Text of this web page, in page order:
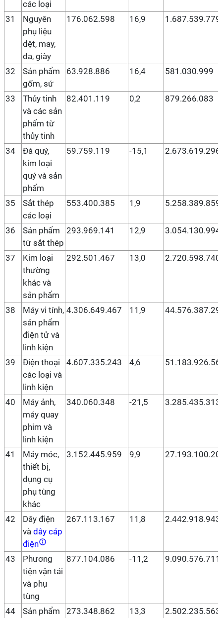
các loại
31
Nguyên
phụ liệu
dệt, may,
da, giày
176.062.598 16,9 1.687.539.779
32
Sản phẩm
gốm, sứ
63.928.886 16,4 581.030.999
33
Thủy tinh
và các sản
phẩm từ
thủy tinh
82.401.119 0,2 879.266.083
34
Đá quý,
kim loại
quý và sản
phẩm
59.759.119 -15,1 2.673.619.296
35
Sắt thép
các loại
553.400.385 1,9 5.258.389.859
36
Sản phẩm
từ sắt thép
293.969.141 12,9 3.054.130.994
37
Kim loại
thường
khác và
sản phẩm
292.501.467 13,0 2.720.598.740
38
Máy vi tính,
sản phẩm
điện tử và
linh kiện
4.306.649.467 11,9
39
Điện thoại
các loại và
linh kiện
4.607.335.243 4,6
40
Máy ảnh,
máy quay
phim và
linh kiện
340.060.348 -21,5 3.285.435.313
41
Máy móc,
thiết bị,
dụng cụ
phụ tùng
khác
3.152.445.959 9,9
42
Dây điện
và dây cáp
điện
267.113.167 11,8 2.442.918.943
43
Phương
tiện vận tải
và phụ
tùng
877.104.086 -11,2 9.090.576.711
44
Sản phẩm
273.348.862 13,3 2.502.235.563